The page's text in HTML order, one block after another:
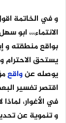
و في الخاتمة
الانتماء،،،
بواقع منطقته و
يستحق الاحترام و
يوصله عنواقع
اقتصر تفسير
في الأغوار،
و تنموية عن